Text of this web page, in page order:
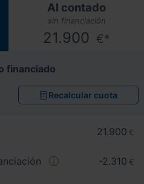
Al contado
sin financiación
21.900 €*
financiado
Recalcular cuota
21.900 €
-2.310 €